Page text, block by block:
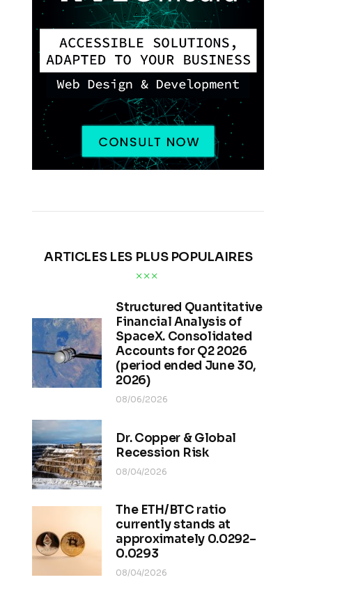
ARTICLES LES PLUS POPULAIRES
Structured Quantitative
Financial Analysis of
SpaceX. Consolidated
Accounts for Q2 2026
(period ended June 30,
2026)
08/06/2026
Dr. Copper & Global
Recession Risk
08/04/2026
The ETH/BTC ratio
currently stands at
approximately 0.0292–
0.0293
08/04/2026